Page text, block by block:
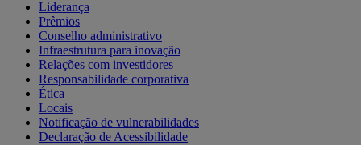
Liderança
Prêmios
Conselho administrativo
Infraestrutura para inovação
Relações com investidores
Responsabilidade corporativa
Ética
Locais
Notificação de vulnerabilidades
Declaração de Acessibilidade